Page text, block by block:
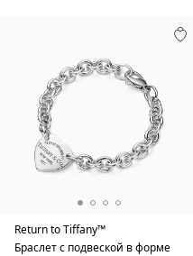
Return to Tiffany™
Браслет с подвеской в форме